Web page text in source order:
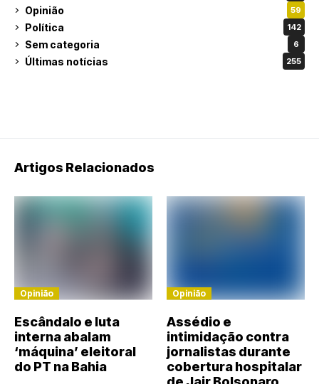
Opinião 59
Política 142
Sem categoria 6
Últimas notícias 255
Artigos Relacionados
Opinião
Escândalo e luta
interna abalam
‘máquina’ eleitoral
do PT na Bahia
Opinião
Assédio e
intimidação contra
jornalistas durante
cobertura hospitalar